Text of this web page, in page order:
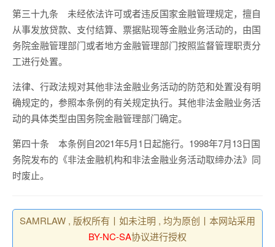
第三十九条 未经依法许可或者违反国家金融管理规定，擅自
从事发放贷款、支付结算、票据贴现等金融业务活动的，由国
务院金融管理部门或者地方金融管理部门按照监督管理职责分
工进行处置。
法律、行政法规对其他非法金融业务活动的防范和处置没有明
确规定的，参照本条例的有关规定执行。其他非法金融业务活
动的具体类型由国务院金融管理部门确定。
第四十条 本条例自2021年5月1日起施行。1998年7月13日国
务院发布的《非法金融机构和非法金融业务活动取缔办法》同
时废止。
SAMRLAW , 版权所有丨如未注明 , 均为原创丨本网站采用
BY-NC-SA协议进行授权